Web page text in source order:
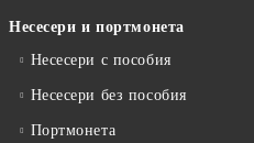
Несесери и портмонета
Несесери с пособия
Несесери без пособия
Портмонета